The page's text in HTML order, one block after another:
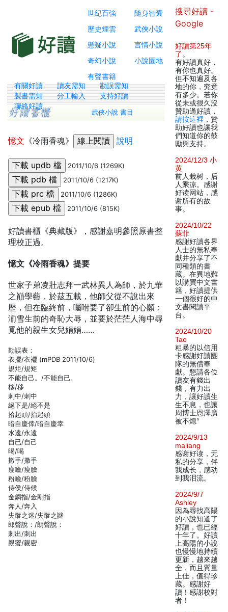
世紀百強
隨身智囊
歷史煙雲
武俠小說
懸疑小說
言情小說
奇幻小說
小說園地
有聲書籍
有關好讀 讀友需知
勘誤需知
製書需知
分工輸入
支持好讀
聯絡好讀
武俠小說 書目
憶文 《冷雨香魂》 說明
2011/10/6 (1269K)
2011/10/6 (1217K)
2011/10/6 (1286K)
2011/10/6 (815K)
好讀書櫃《典藏版》，感謝嘉明參照原書整
理校正過。
憶文《冷雨香魂》提要
世家子弟凌壯志拜一武林異人為師，於九華
之巔學藝，於茲五載，他師父從不說出來
歷，但在臨終前，囑咐要了卻生前的心願：
湔雪生前的奇恥大辱，並要於茫茫人海中尋
覓他的親生女兒娟娟……
勘誤表：
衣擺/衣襬 (mPDB 2011/10/6)
規炬/規矩
不能自己。/不能自已。
栘/移
剌中/刺中
絕下是/絕不是
拾起頭/抬起頭
暗自慶倖/暗自慶幸
水遠/永遠
自已/自己
暍/喝
撤手/撒手
瘦瞼/瘦臉
粉瞼/粉臉
侍侯/侍候
金鋼指/金剛指
奔人/奔入
失蹤之迷/失蹤之謎
郎聲說：/朗聲說：
剌出/刺出
親蜜/親密
搜尋好讀 -
Google
好讀第25年
了 。
有好讀真好，
有你也真好。
但不知遍及各
地的你，究竟
有多少。若你
從未或很久沒
贊助過好讀，
請按這裡 ，贊
助好讀也讓我
們知道你的鼓
勵與支持。
2024/12/3 小
黄
前人栽树，后
人乘凉。感谢
好读网站，感
谢所有的故
事。
2024/10/22
蘇菲
感謝好讀各界
人士的無私奉
獻并分享了不
同種類的書
藏。在異地難
以購買中文書
籍，好讀提供
一個很好的中
文書閱讀平
台。
2024/10/20
Tao
粗暴的以信用
卡感謝好讀團
隊的無償奉
獻。懇請各位
讀友有錢出
錢，有力出
力，讓好讀生
生不息，也讓
周博士恩澤廣
被不熄°
2024/9/13
maliang
感谢好读，无
私的分享，伴
我成长，感动
到我泪流。
2024/9/7
Ashley
因為尋找高陽
的小說知道了
好讀，也已經
十年了。好讀
上高陽的小說
也慢慢地持續
更新，越來越
全，而且質量
上佳，值得珍
藏。感謝好
讀！感謝校對
者！